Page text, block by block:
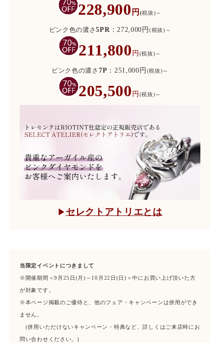
228,900 円 (税抜)～
ピンク色の濃さ5PR：272,000円 (税抜)～
211,800 円 (税抜)～
ピンク色の濃さ 7P ：251,000円 (税抜)～
205,500 円 (税抜)～
▶ セレクトアトリエとは
当限定イベントにつきまして
※開催期間＜9月25日(月)～10月22日(日)＞中にお買い上げ頂いた方
が対象です。
※本ページ掲載のご優待と、他のフェア・キャンペーンは併用ができ
ません。
(併用いただけないキャンペーン・特典など、詳しくはご来店時にお
問い合わせください。)